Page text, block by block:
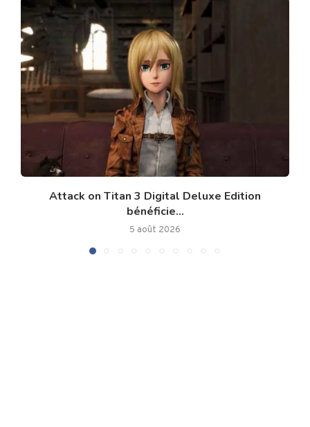
Attack on Titan 3 Digital Deluxe Edition
bénéficie...
5 août 2026